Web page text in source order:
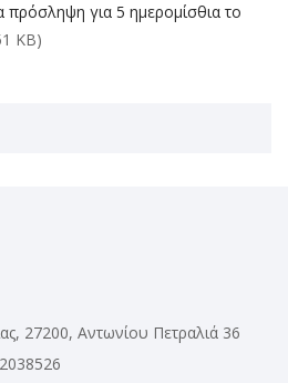
πρόσληψη για 5 ημερομίσθια το
KB)
27200, Αντωνίου Πετραλιά 36